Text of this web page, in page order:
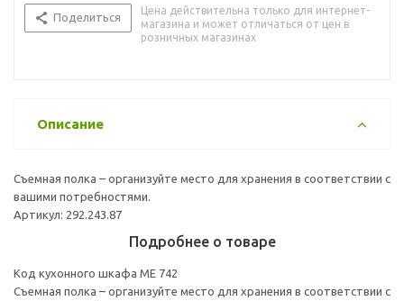
Поделиться
Цена действительна только для интернет-
магазина и может отличаться от цен в
розничных магазинах
Описание
Съемная полка – организуйте место для хранения в соответствии с
вашими потребностями.
Артикул: 292.243.87
Подробнее о товаре
Код кухонного шкафа ME 742
Съемная полка – организуйте место для хранения в соответствии с